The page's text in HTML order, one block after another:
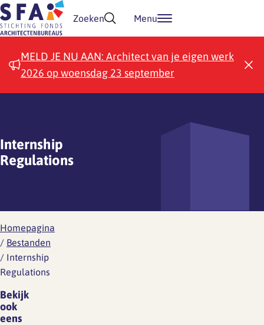
Doorgaan naar inhoud
Zoeken Menu
MELD JE NU AAN: Architect van je eigen werk
2026 op woensdag 23 september
Internship
Regulations
Homepagina
/ Bestanden
/ Internship
Regulations
Bekijk
ook
eens